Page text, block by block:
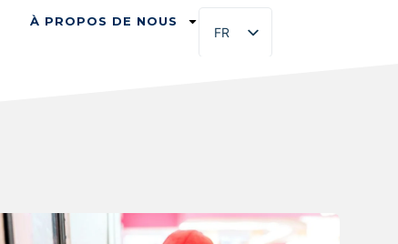
À PROPOS DE NOUS
FR